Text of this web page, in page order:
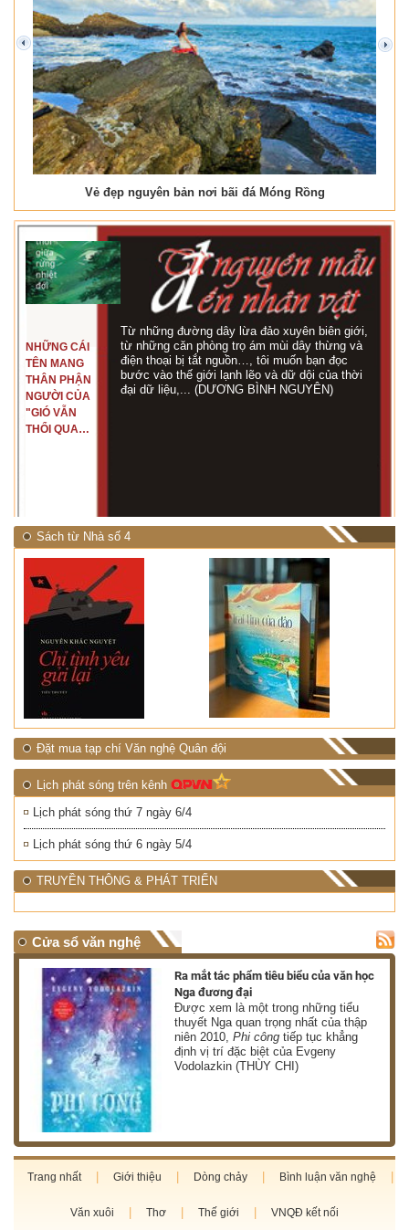
Vẻ đẹp nguyên bản nơi bãi đá Móng Rồng
prev next
NHỮNG CÁI
TÊN MANG
THÂN PHẬN
NGƯỜI CỦA
"GIÓ VẪN
THỔI QUA
Từ những đường dây lừa đảo xuyên biên giới,
từ những căn phòng trọ ám mùi dây thừng và
điện thoại bị tắt nguồn…, tôi muốn bạn đọc
bước vào thế giới lạnh lẽo và dữ dội của thời
đại dữ liệu,... (DƯƠNG BÌNH NGUYÊN)
Sách từ Nhà số 4
Đặt mua tạp chí Văn nghệ Quân đội
Lịch phát sóng trên kênh
Lịch phát sóng thứ 7 ngày 6/4
Lịch phát sóng thứ 6 ngày 5/4
TRUYỀN THÔNG & PHÁT TRIỂN
Cửa sổ văn nghệ
Ra mắt tác phẩm tiêu biểu của văn học
Nga đương đại
Được xem là một trong những tiểu
thuyết Nga quan trọng nhất của thập
niên 2010,Phi công tiếp tục khẳng
định vị trí đặc biệt của Evgeny
Vodolazkin (THÙY CHI)
Trang nhất Giới thiệu Dòng chảy Bình luận văn nghệ
Văn xuôi Thơ Thế giới VNQĐ kết nối